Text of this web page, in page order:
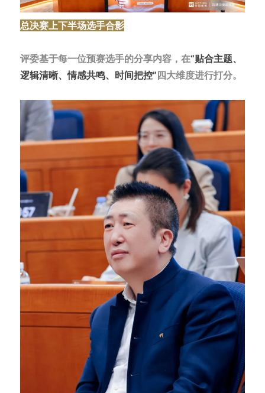
总决赛上下半场选手合影
评委基于每一位预赛选手的分享内容，在“贴合主题、
逻辑清晰、情感共鸣、时间把控”四大维度进行打分。